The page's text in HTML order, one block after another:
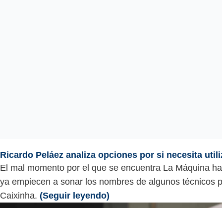
Ricardo Peláez analiza opciones por si necesita
El mal momento por el que se encuentra La Máquina
ya empiecen a sonar los nombres de algunos técnicos
Caixinha. (Seguir leyendo)